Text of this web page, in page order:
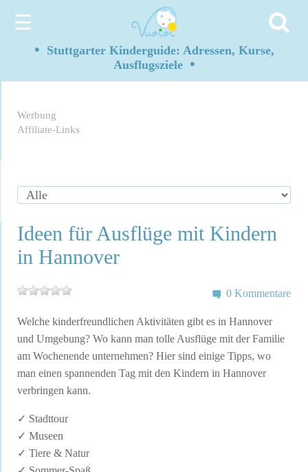
☰
• Stuttgarter Kinderguide: Adressen, Kurse,
Ausflugsziele •
Werbung
Affiliate-Links
Ideen für Ausflüge mit Kindern
in Hannover
0 Kommentare
Welche kinderfreundlichen Aktivitäten gibt es in Hannover
und Umgebung? Wo kann man tolle Ausflüge mit der Familie
am Wochenende unternehmen? Hier sind einige Tipps, wo
man einen spannenden Tag mit den Kindern in Hannover
verbringen kann.
✓ Stadttour
✓ Museen
✓ Tiere & Natur